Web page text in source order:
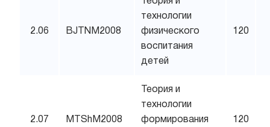
2.06 BJTNM2008
технологии
физического
воспитания
детей
120
2.07 MTShM2008
Теория и
технологии
формирования
120